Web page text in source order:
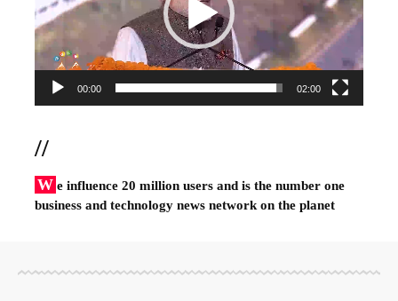
00:00 02:00
//
W e influence 20 million users and is the number one
business and technology news network on the planet